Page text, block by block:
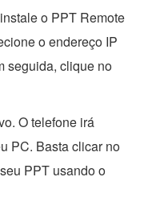
o PPT Remote
o endereço IP
seguida, clique no
O telefone irá
PC. Basta clicar no
PPT usando o